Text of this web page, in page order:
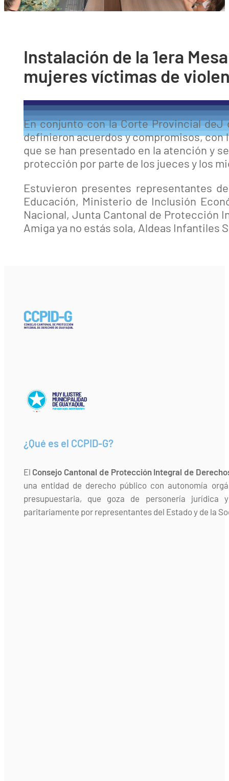
Instalación de la 1era
mujeres víctimas de
En conjunto con la Corte Provincial deJ
definieron acuerdos y compromisos,
que se han presentado en la atención y
protección por parte de los jueces y los
Estuvieron presentes representantes
Educación, Ministerio de Inclusión
Nacional, Junta Cantonal de Protección
Amiga ya no estás sola, Aldeas Infantiles
¿Qué es el CCPID-G?
El Consejo Cantonal de Protección Integral de
una entidad de derecho público con autonomía
presupuestaria, que goza de personería jurídica
paritariamente por representantes del Estado y de la